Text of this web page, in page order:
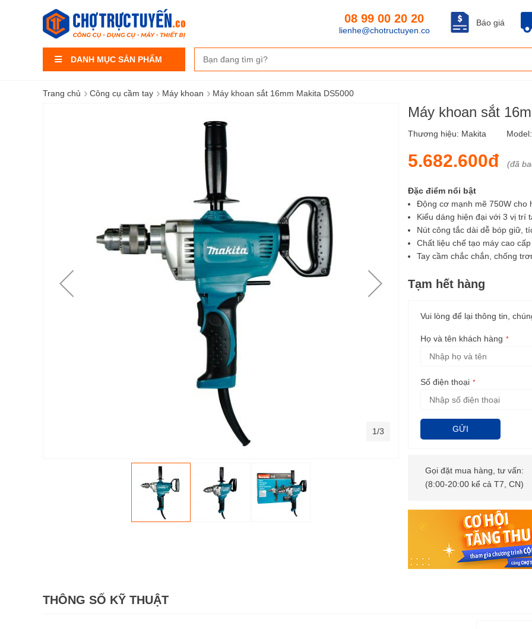
DANH MỤC SẢN PHẨM
Báo giá
08 99 00 20 20
lienhe@chotructuyen.co
Trang chủ › Công cụ cầm tay › Máy khoan › Máy khoan sắt 16mm Makita DS5000
Máy khoan sắt
Thương hiệu: Makita Model:
5.682.600đ (đã
Đặc điểm nổi bật
Động cơ mạnh mẽ 750W cho
Kiểu dáng hiện đại với 3 vị trí
Nút công tắc dài dễ bóp giữ,
Chất liệu chế tạo máy cao
Tay cầm chắc chắn, chống
Tạm hết hàng
Vui lòng để lại thông tin,
Họ và tên khách hàng
Số điện thoại
GỬI
Gọi đặt mua hàng, tư vấn:
(8:00-20:00 kể cả T7, CN)
1/3
THÔNG SỐ KỸ THUẬT
Thông